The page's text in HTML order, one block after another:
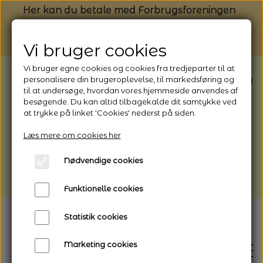
Her kan du betale med Forbrugsforeningen
BEMÆRK: Butikken har ferielukket* fra
1/8 - 9/8 - 2026
*Webshoppen er åben og sender hele
afhentning
Vi gør opmærksom på, at der kan være lidt
længere leveringstid
Vi bruger cookies
Vi bruger egne cookies og cookies fra tredjeparter til at
personalisere din brugeroplevelse, til markedsføring og
til at undersøge, hvordan vores hjemmeside anvendes af
besøgende. Du kan altid tilbagekalde dit samtykke ved
at trykke på linket 'Cookies' nederst på siden.
Læs mere om cookies her
Nødvendige cookies
Funktionelle cookies
Statistik cookies
Marketing cookies